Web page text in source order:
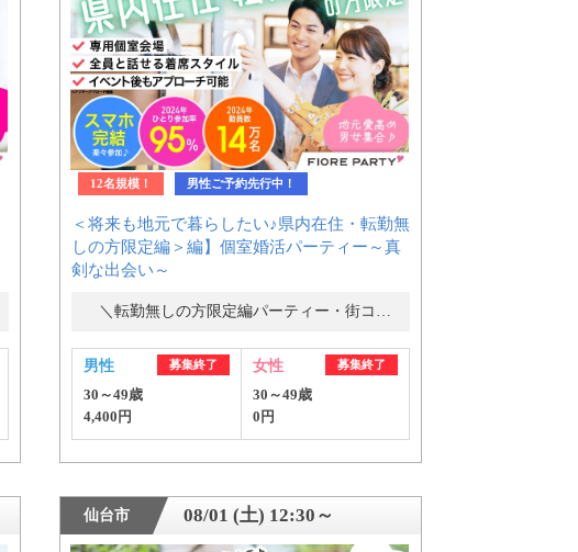
12名規模！ 男性ご予約先行中！
＜将来も地元で暮らしたい♪県内在住・転勤無
しの方限定編＞編】個室婚活パーティー～真
剣な出会い～
＼転勤無しの方限定編パーティー・街コン／
男性 募集終了
30～49歳
4,400円
女性 募集終了
30～49歳
0円
仙台市 08/01 (土) 12:30～